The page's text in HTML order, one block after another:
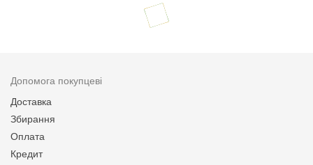
Допомога покупцеві
Доставка
Збирання
Оплата
Кредит